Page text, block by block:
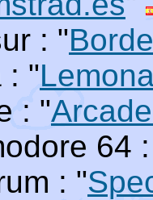
: "
: "
: "
64
: "